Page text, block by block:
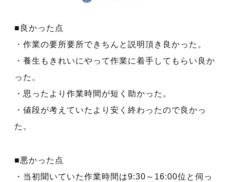
■良かった点
・作業の要所要所できちんと説明頂き良かった。
・養生もきれいにやって作業に着手してもらい良か
った。
・思ったより作業時間が短く助かった。
・値段が考えていたより安く終わったので良かっ
た。
■悪かった点
・当初聞いていた作業時間は9:30～16:00位と伺っ